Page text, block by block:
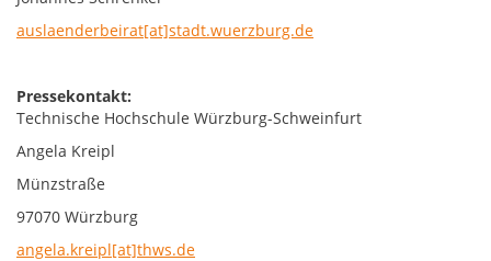
auslaenderbeirat[at]stadt.wuerzburg.de
Pressekontakt:
Technische Hochschule Würzburg-Schweinfurt
Angela Kreipl
Münzstraße
97070 Würzburg
angela.kreipl[at]thws.de